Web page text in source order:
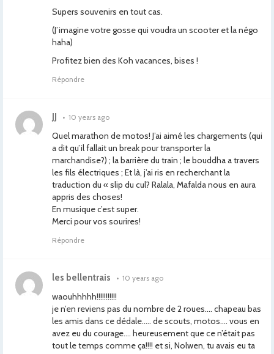
Supers souvenirs en tout cas.
(J’imagine votre gosse qui voudra un scooter et la négo
haha)
Profitez bien des Koh vacances, bises !
Répondre
JJ • 10 years ago
Quel marathon de motos! J’ai aimé les chargements (qui
a dit qu’il fallait un break pour transporter la
marchandise?) ; la barrière du train ; le bouddha a travers
les fils électriques ; Et là, j’ai ris en recherchant la
traduction du « slip du cul? Ralala, Mafalda nous en aura
appris des choses!
En musique c’est super.
Merci pour vos sourires!
Répondre
les bellentrais • 10 years ago
waouhhhhh!!!!!!!!!!!
je n’en reviens pas du nombre de 2 roues…. chapeau bas
les amis dans ce dédale….. de scouts, motos…. vous en
avez eu du courage…. heureusement que ce n’était pas
tout le temps comme ça!!!! et si, Nolwen, tu avais eu ta